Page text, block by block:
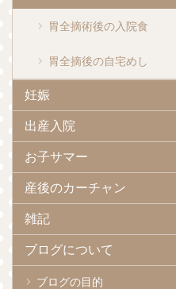
胃全摘術後の入院食
胃全摘後の自宅めし
妊娠
出産入院
お子サマー
産後のカーチャン
雑記
ブログについて
ブログの目的